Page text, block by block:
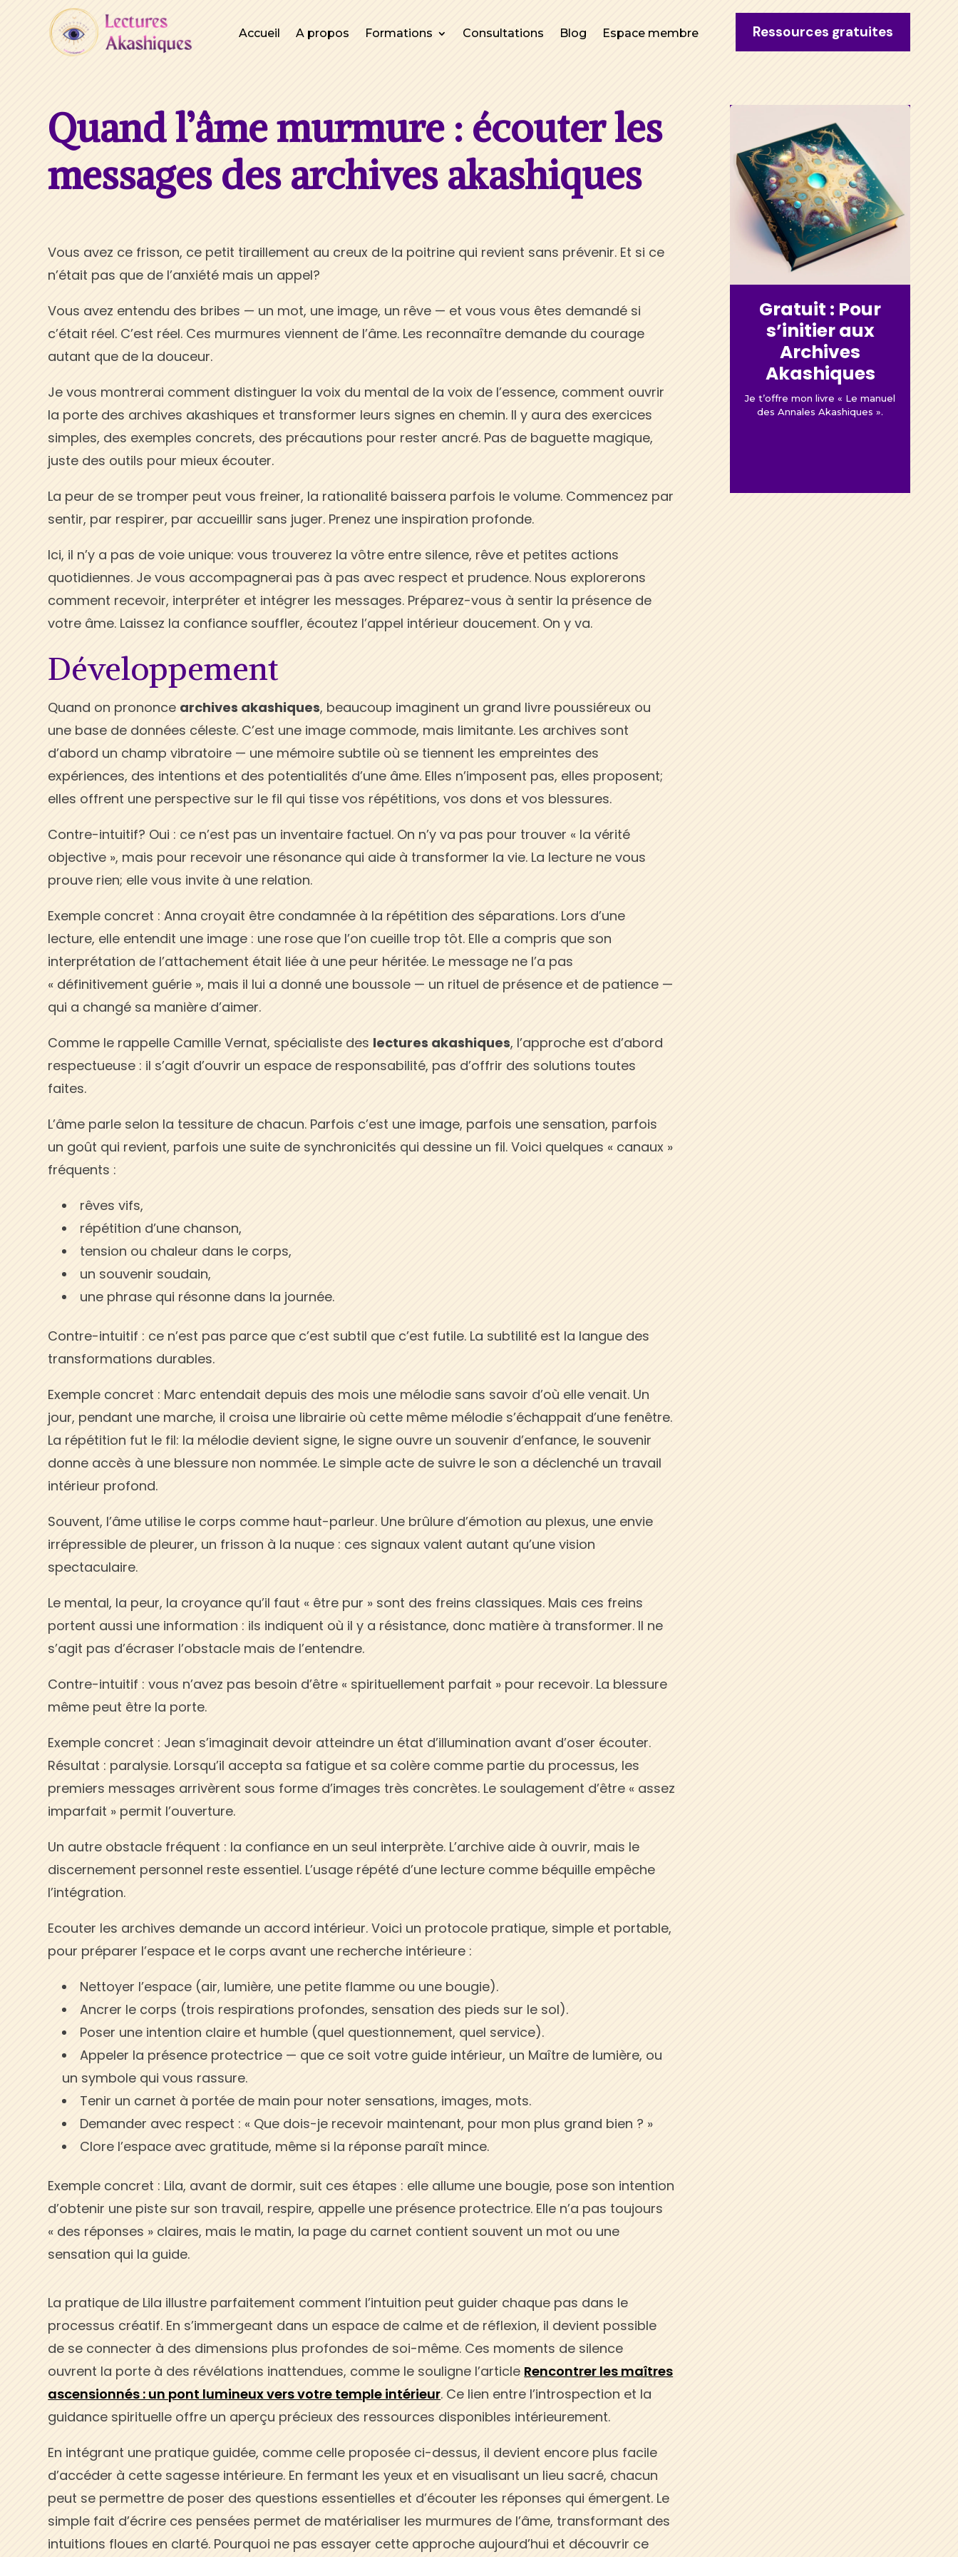
Accueil A propos Formations Consultations Blog Espace membre Ressources gratuites
Quand l’âme murmure : écouter les
messages des archives akashiques
Vous avez ce frisson, ce petit tiraillement au creux de la poitrine qui revient sans prévenir. Et si ce
n’était pas que de l’anxiété mais un appel?
Vous avez entendu des bribes — un mot, une image, un rêve — et vous vous êtes demandé si
c’était réel. C’est réel. Ces murmures viennent de l’âme. Les reconnaître demande du courage
autant que de la douceur.
Je vous montrerai comment distinguer la voix du mental de la voix de l’essence, comment ouvrir
la porte des archives akashiques et transformer leurs signes en chemin. Il y aura des exercices
simples, des exemples concrets, des précautions pour rester ancré. Pas de baguette magique,
juste des outils pour mieux écouter.
La peur de se tromper peut vous freiner, la rationalité baissera parfois le volume. Commencez par
sentir, par respirer, par accueillir sans juger. Prenez une inspiration profonde.
Ici, il n’y a pas de voie unique: vous trouverez la vôtre entre silence, rêve et petites actions
quotidiennes. Je vous accompagnerai pas à pas avec respect et prudence. Nous explorerons
comment recevoir, interpréter et intégrer les messages. Préparez-vous à sentir la présence de
votre âme. Laissez la confiance souffler, écoutez l’appel intérieur doucement. On y va.
Développement
Quand on prononce archives akashiques, beaucoup imaginent un grand livre poussiéreux ou
une base de données céleste. C’est une image commode, mais limitante. Les archives sont
d’abord un champ vibratoire — une mémoire subtile où se tiennent les empreintes des
expériences, des intentions et des potentialités d’une âme. Elles n’imposent pas, elles proposent;
elles offrent une perspective sur le fil qui tisse vos répétitions, vos dons et vos blessures.
Contre-intuitif? Oui : ce n’est pas un inventaire factuel. On n’y va pas pour trouver « la vérité
objective », mais pour recevoir une résonance qui aide à transformer la vie. La lecture ne vous
prouve rien; elle vous invite à une relation.
Exemple concret : Anna croyait être condamnée à la répétition des séparations. Lors d’une
lecture, elle entendit une image : une rose que l’on cueille trop tôt. Elle a compris que son
interprétation de l’attachement était liée à une peur héritée. Le message ne l’a pas
« définitivement guérie », mais il lui a donné une boussole — un rituel de présence et de patience —
qui a changé sa manière d’aimer.
Comme le rappelle Camille Vernat, spécialiste des lectures akashiques, l’approche est d’abord
respectueuse : il s’agit d’ouvrir un espace de responsabilité, pas d’offrir des solutions toutes
faites.
L’âme parle selon la tessiture de chacun. Parfois c’est une image, parfois une sensation, parfois
un goût qui revient, parfois une suite de synchronicités qui dessine un fil. Voici quelques « canaux »
fréquents :
rêves vifs,
répétition d’une chanson,
tension ou chaleur dans le corps,
un souvenir soudain,
une phrase qui résonne dans la journée.
Contre-intuitif : ce n’est pas parce que c’est subtil que c’est futile. La subtilité est la langue des
transformations durables.
Exemple concret : Marc entendait depuis des mois une mélodie sans savoir d’où elle venait. Un
jour, pendant une marche, il croisa une librairie où cette même mélodie s’échappait d’une fenêtre.
La répétition fut le fil: la mélodie devient signe, le signe ouvre un souvenir d’enfance, le souvenir
donne accès à une blessure non nommée. Le simple acte de suivre le son a déclenché un travail
intérieur profond.
Souvent, l’âme utilise le corps comme haut-parleur. Une brûlure d’émotion au plexus, une envie
irrépressible de pleurer, un frisson à la nuque : ces signaux valent autant qu’une vision
spectaculaire.
Le mental, la peur, la croyance qu’il faut « être pur » sont des freins classiques. Mais ces freins
portent aussi une information : ils indiquent où il y a résistance, donc matière à transformer. Il ne
s’agit pas d’écraser l’obstacle mais de l’entendre.
Contre-intuitif : vous n’avez pas besoin d’être « spirituellement parfait » pour recevoir. La blessure
même peut être la porte.
Exemple concret : Jean s’imaginait devoir atteindre un état d’illumination avant d’oser écouter.
Résultat : paralysie. Lorsqu’il accepta sa fatigue et sa colère comme partie du processus, les
premiers messages arrivèrent sous forme d’images très concrètes. Le soulagement d’être « assez
imparfait » permit l’ouverture.
Un autre obstacle fréquent : la confiance en un seul interprète. L’archive aide à ouvrir, mais le
discernement personnel reste essentiel. L’usage répété d’une lecture comme béquille empêche
l’intégration.
Ecouter les archives demande un accord intérieur. Voici un protocole pratique, simple et portable,
pour préparer l’espace et le corps avant une recherche intérieure :
Nettoyer l’espace (air, lumière, une petite flamme ou une bougie).
Ancrer le corps (trois respirations profondes, sensation des pieds sur le sol).
Poser une intention claire et humble (quel questionnement, quel service).
Appeler la présence protectrice — que ce soit votre guide intérieur, un Maître de lumière, ou
un symbole qui vous rassure.
Tenir un carnet à portée de main pour noter sensations, images, mots.
Demander avec respect : « Que dois-je recevoir maintenant, pour mon plus grand bien ? »
Clore l’espace avec gratitude, même si la réponse paraît mince.
Exemple concret : Lila, avant de dormir, suit ces étapes : elle allume une bougie, pose son intention
d’obtenir une piste sur son travail, respire, appelle une présence protectrice. Elle n’a pas toujours
« des réponses » claires, mais le matin, la page du carnet contient souvent un mot ou une
sensation qui la guide.
La pratique de Lila illustre parfaitement comment l’intuition peut guider chaque pas dans le
processus créatif. En s’immergeant dans un espace de calme et de réflexion, il devient possible
de se connecter à des dimensions plus profondes de soi-même. Ces moments de silence
ouvrent la porte à des révélations inattendues, comme le souligne l’article Rencontrer les maîtres
ascensionnés : un pont lumineux vers votre temple intérieur. Ce lien entre l’introspection et la
guidance spirituelle offre un aperçu précieux des ressources disponibles intérieurement.
En intégrant une pratique guidée, comme celle proposée ci-dessus, il devient encore plus facile
d’accéder à cette sagesse intérieure. En fermant les yeux et en visualisant un lieu sacré, chacun
peut se permettre de poser des questions essentielles et d’écouter les réponses qui émergent. Le
simple fait d’écrire ces pensées permet de matérialiser les murmures de l’âme, transformant des
intuitions floues en clarté. Pourquoi ne pas essayer cette approche aujourd’hui et découvrir ce
Gratuit : Pour
s’initier aux
Archives
Akashiques
Je t’offre mon livre « Le manuel
des Annales Akashiques ».